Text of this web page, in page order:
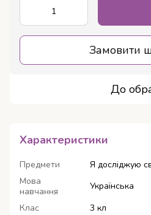
Замовити
До
Характеристики
Предмети
Я досліджую
Мова
навчання
Українська
Клас
3 кл